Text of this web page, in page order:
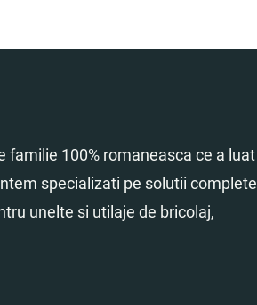
familie 100% romaneasca ce a luat
specializati pe solutii complete
unelte si utilaje de bricolaj,